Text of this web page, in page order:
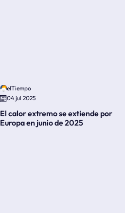
elTiempo
04 jul 2025
El calor extremo se extiende por
Europa en junio de 2025